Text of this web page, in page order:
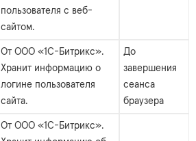
пользователя с веб-
сайтом.
От ООО «1С-Битрикс».
Хранит информацию о
логине пользователя
сайта.
До
завершения
сеанса
браузера
От ООО «1С-Битрикс».